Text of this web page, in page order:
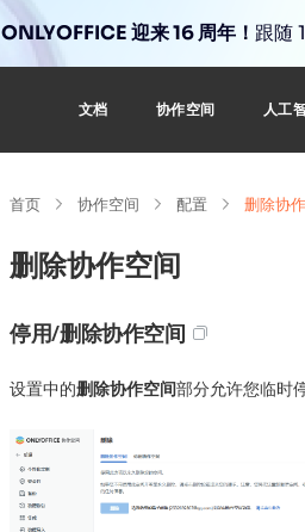
ONLYOFFICE 迎来 16 周年！ 跟随
文档 协作空间 人工
首页 协作空间 配置 删除协
删除协作空间
停用/删除协作空间
设置中的删除协作空间部分允许您临时